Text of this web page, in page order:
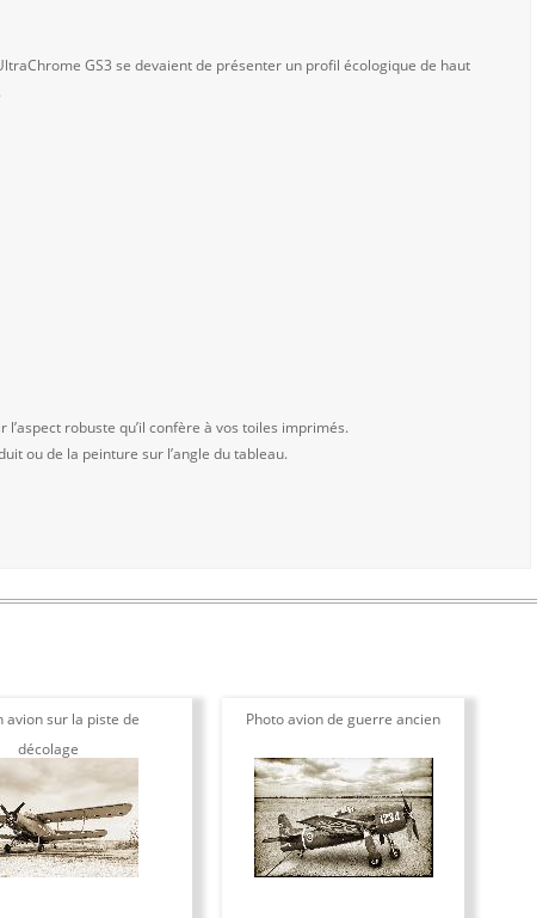
GS3 se devaient de présenter un profil écologique de haut
robuste qu’il confère à vos toiles imprimés.
ou de la peinture sur l’angle du tableau.
avion sur la piste de
décolage
Photo avion de guerre ancien